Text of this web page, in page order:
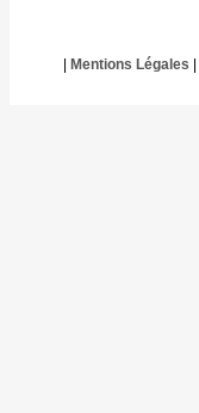
Mentions Légales